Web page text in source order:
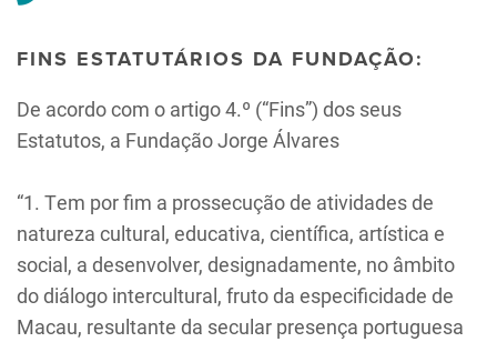
FINS ESTATUTÁRIOS DA FUNDAÇÃO:
De acordo com o artigo 4.º (“Fins”) dos seus
Estatutos, a Fundação Jorge Álvares
“1. Tem por fim a prossecução de atividades de
natureza cultural, educativa, científica, artística e
social, a desenvolver, designadamente, no âmbito
do diálogo intercultural, fruto da especificidade de
Macau, resultante da secular presença portuguesa